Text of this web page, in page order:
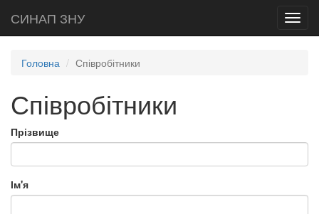
СИНАП ЗНУ
Головна Співробітники
Співробітники
Прізвище
Ім'я